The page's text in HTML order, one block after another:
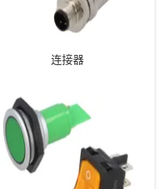
连接器